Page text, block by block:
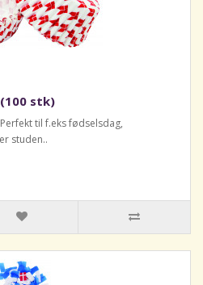
stk)
til f.eks fødselsdag,
studen..